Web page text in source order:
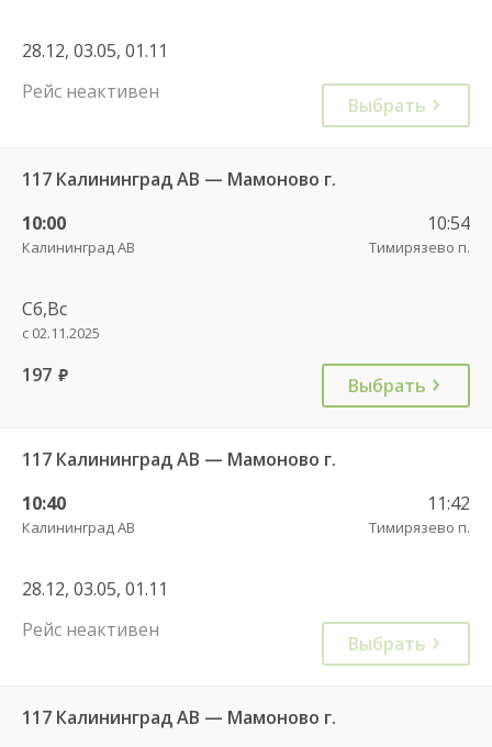
28.12, 03.05, 01.11
Рейс неактивен
Выбрать
117 Калининград АВ — Мамоново г.
10:00
Калининград АВ
10:54
Тимирязево п.
Сб,Вс
с 02.11.2025
197 руб. Выбрать
117 Калининград АВ — Мамоново г.
10:40
Калининград АВ
11:42
Тимирязево п.
28.12, 03.05, 01.11
Рейс неактивен
Выбрать
117 Калининград АВ — Мамоново г.